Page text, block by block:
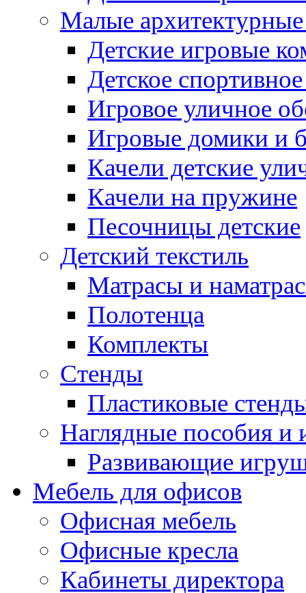
Малые
Детские игровые
Детское
Игровое уличное
Игровые домики и
Качели детские
Качели на пружине
Песочницы детские
Детский текстиль
Матрасы и
Полотенца
Комплекты
Стенды
Пластиковые
Наглядные пособия и
Развивающие
Мебель для офисов
Офисная мебель
Офисные кресла
Кабинеты директора